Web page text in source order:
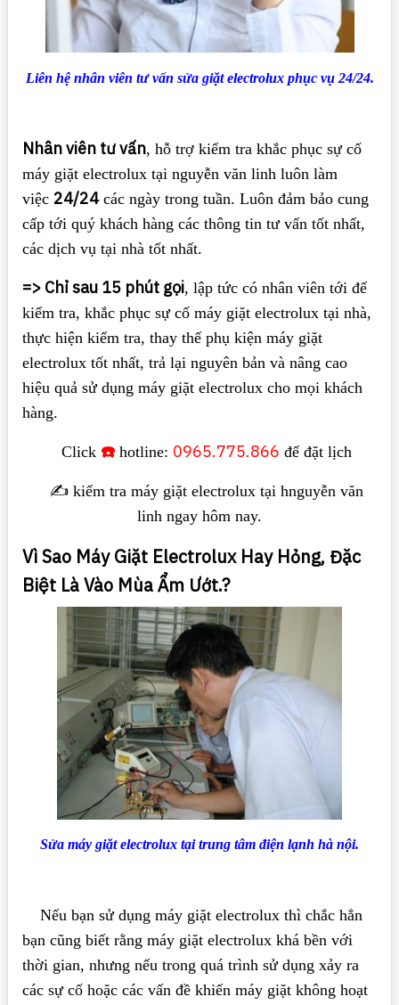
Liên hệ nhân viên tư vấn sửa giặt electrolux phục vụ 24/24.
Nhân viên tư vấn, hỗ trợ kiểm tra khắc phục sự cố
máy giặt electrolux tại nguyễn văn linh luôn làm
việc 24/24các ngày trong tuần. Luôn đảm bảo cung
cấp tới quý khách hàng các thông tin tư vấn tốt nhất,
các dịch vụ tại nhà tốt nhất.
=> Chỉ sau 15 phút gọi, lập tức có nhân viên tới để
kiểm tra, khắc phục sự cố máy giặt electrolux tại nhà,
thực hiện kiểm tra, thay thế phụ kiện máy giặt
electrolux tốt nhất, trả lại nguyên bản và nâng cao
hiệu quả sử dụng máy giặt electrolux cho mọi khách
hàng.
Click ☎️hotline: 0965.775.866 để đặt lịch
✍️ kiểm tra máy giặt electrolux tại hnguyễn văn
linh ngay hôm nay.
Vì Sao Máy Giặt Electrolux Hay Hỏng, Đặc
Biệt Là Vào Mùa Ẩm Ướt.?
Sửa máy giặt electrolux tại trung tâm điện lạnh hà nội.
Nếu bạn sử dụng máy giặt electrolux thì chắc hẳn
bạn cũng biết rằng máy giặt electrolux khá bền với
thời gian, nhưng nếu trong quá trình sử dụng xảy ra
các sự cố hoặc các vấn đề khiến máy giặt không hoạt